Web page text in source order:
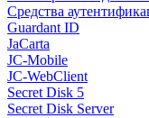
Средства
Guardant ID
JaCarta
JC-Mobile
JC-WebClient
Secret Disk 5
Secret Disk Server